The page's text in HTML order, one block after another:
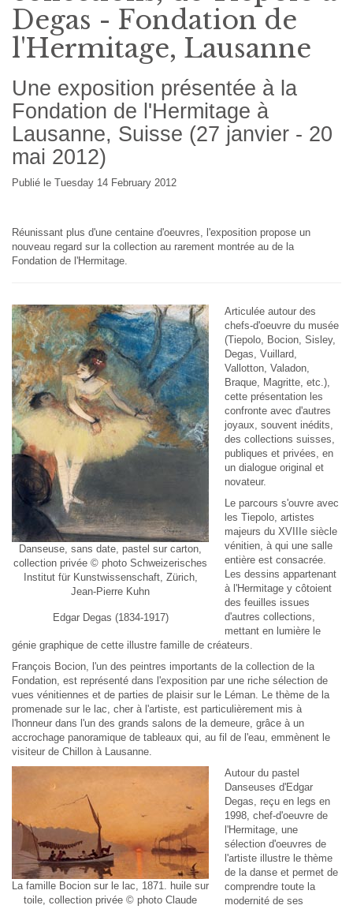
Degas - Fondation de
l'Hermitage, Lausanne
Une exposition présentée à la
Fondation de l'Hermitage à
Lausanne, Suisse (27 janvier - 20
mai 2012)
Publié le Tuesday 14 February 2012
Réunissant plus d'une centaine d'oeuvres, l'exposition propose un
nouveau regard sur la collection au rarement montrée au de la
Fondation de l'Hermitage.
Danseuse, sans date, pastel sur carton,
collection privée © photo Schweizerisches
Institut für Kunstwissenschaft, Zürich,
Jean-Pierre Kuhn
Edgar Degas (1834-1917)
Articulée autour des
chefs-d'oeuvre du musée
(Tiepolo, Bocion, Sisley,
Degas, Vuillard,
Vallotton, Valadon,
Braque, Magritte, etc.),
cette présentation les
confronte avec d'autres
joyaux, souvent inédits,
des collections suisses,
publiques et privées, en
un dialogue original et
novateur.
Le parcours s'ouvre avec
les Tiepolo, artistes
majeurs du XVIIIe siècle
vénitien, à qui une salle
entière est consacrée.
Les dessins appartenant
à l'Hermitage y côtoient
des feuilles issues
d'autres collections,
mettant en lumière le
génie graphique de cette illustre famille de créateurs.
François Bocion, l'un des peintres importants de la collection de la
Fondation, est représenté dans l'exposition par une riche sélection de
vues vénitiennes et de parties de plaisir sur le Léman. Le thème de la
promenade sur le lac, cher à l'artiste, est particulièrement mis à
l'honneur dans l'un des grands salons de la demeure, grâce à un
accrochage panoramique de tableaux qui, au fil de l'eau, emmènent le
visiteur de Chillon à Lausanne.
La famille Bocion sur le lac, 1871. huile sur
toile, collection privée © photo Claude
Autour du pastel
Danseuses d'Edgar
Degas, reçu en legs en
1998, chef-d'oeuvre de
l'Hermitage, une
sélection d'oeuvres de
l'artiste illustre le thème
de la danse et permet de
comprendre toute la
modernité de ses